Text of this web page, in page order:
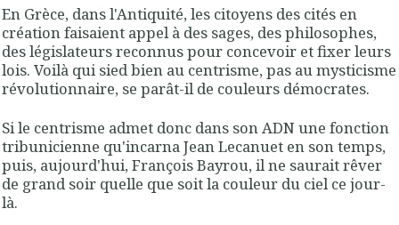
En Grèce, dans l'Antiquité, les citoyens des cités en
création faisaient appel à des sages, des philosophes,
des législateurs reconnus pour concevoir et fixer leurs
lois. Voilà qui sied bien au centrisme, pas au mysticisme
révolutionnaire, se parât-il de couleurs démocrates.
Si le centrisme admet donc dans son ADN une fonction
tribunicienne qu'incarna Jean Lecanuet en son temps,
puis, aujourd'hui, François Bayrou, il ne saurait rêver
de grand soir quelle que soit la couleur du ciel ce jour-
là.